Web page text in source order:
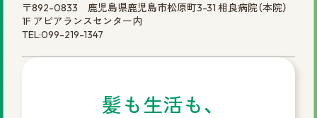
〒892-0833 鹿児島県鹿児島市松原町3-31 相良病院（本院）
1F アピアランスセンター内
TEL:099-219-1347
髪も生活も、